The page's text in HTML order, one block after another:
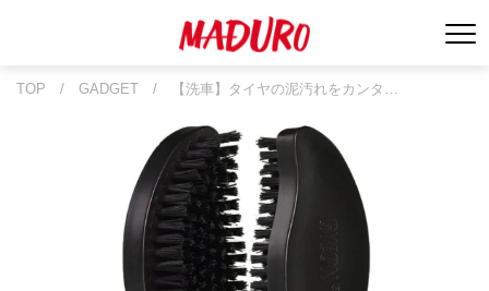
TOP / GADGET / 【洗車】タイヤの泥汚れをカンタ…